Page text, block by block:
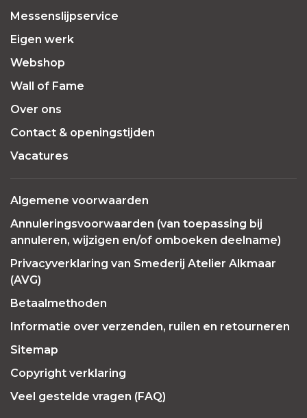
Messenslijpservice
Eigen werk
Webshop
Wall of Fame
Over ons
Contact & openingstijden
Vacatures
Algemene voorwaarden
Annuleringsvoorwaarden (van toepassing bij
annuleren, wijzigen en/of omboeken deelname)
Privacyverklaring van Smederij Atelier Alkmaar
(AVG)
Betaalmethoden
Informatie over verzenden, ruilen en retourneren
Sitemap
Copyright verklaring
Veel gestelde vragen (FAQ)